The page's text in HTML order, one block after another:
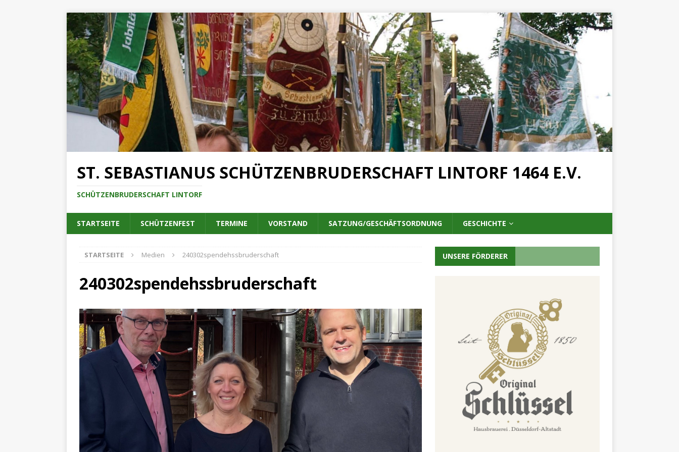
ST. SEBASTIANUS SCHÜTZENBRUDERSCHAFT LINTORF 1464 E.V.
SCHÜTZENBRUDERSCHAFT LINTORF
STARTSEITE SCHÜTZENFEST TERMINE VORSTAND SATZUNG/GESCHÄFTSORDNUNG GESCHICHTE
STARTSEITE Medien 240302spendehssbruderschaft
240302spendehssbruderschaft
UNSERE FÖRDERER